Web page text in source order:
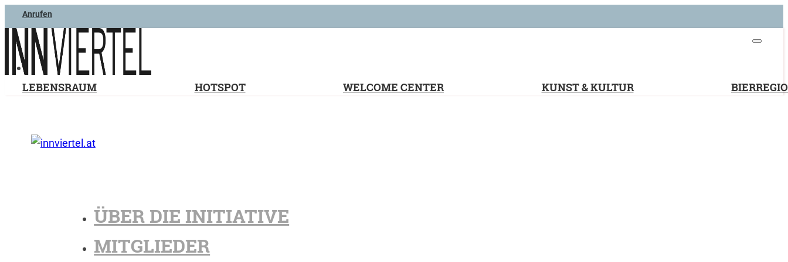
Anrufen
LEBENSRAUM HOTSPOT WELCOME CENTER KUNST & KULTUR
ÜBER DIE INITIATIVE
MITGLIEDER